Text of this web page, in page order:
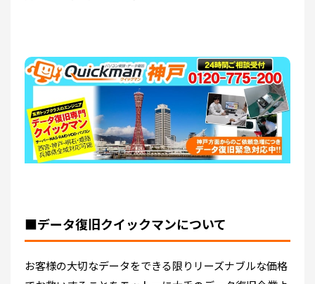
■データ復旧クイックマンについて
お客様の大切なデータをできる限りリーズナブルな価格